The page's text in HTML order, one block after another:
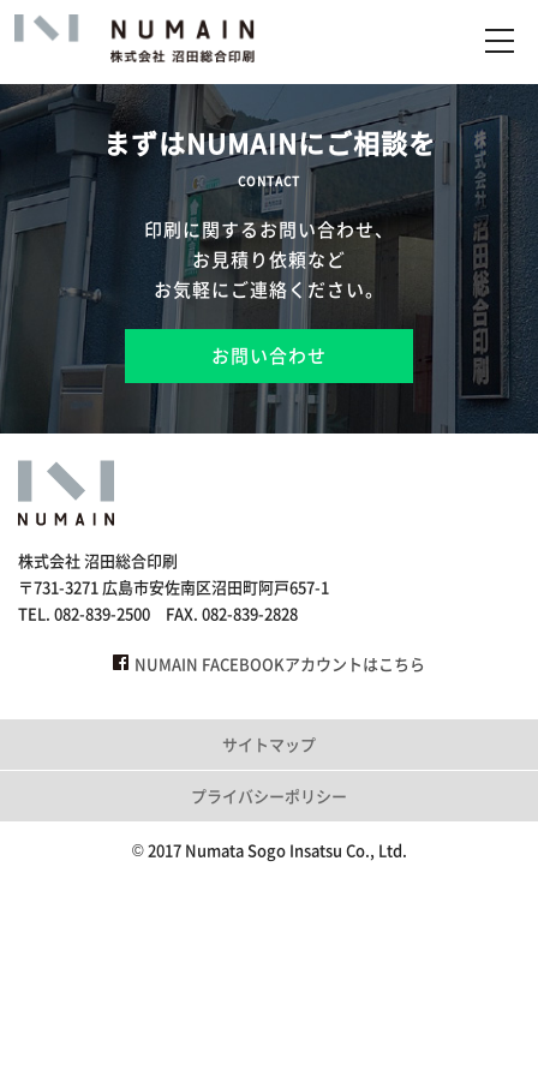
トップ
サービス
実績
企業情報
アップロード
まずはNUMAINにご相談を
CONTACT
印刷に関するお問い合わせ、
お見積り依頼など
お気軽にご連絡ください。
お問い合わせ
株式会社 沼田総合印刷
〒731-3271 広島市安佐南区沼田町阿戸657-1
TEL. 082-839-2500 FAX. 082-839-2828
NUMAIN FACEBOOKアカウントはこちら
サイトマップ
プライバシーポリシー
© 2017 Numata Sogo Insatsu Co., Ltd.